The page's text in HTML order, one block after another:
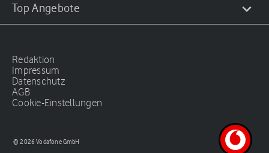
Top Angebote
Redaktion
Impressum
Datenschutz
AGB
Cookie-Einstellungen
© 2026 Vodafone GmbH